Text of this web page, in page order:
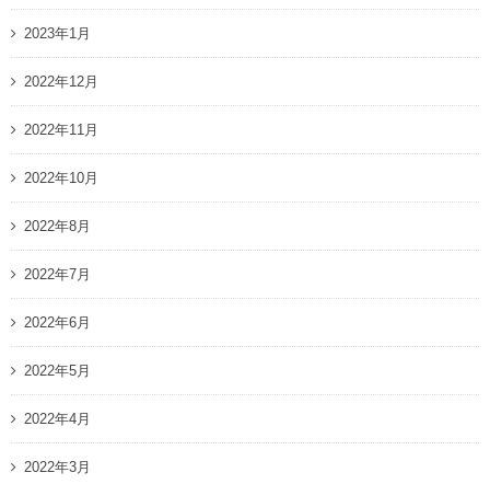
2023年1月
2022年12月
2022年11月
2022年10月
2022年8月
2022年7月
2022年6月
2022年5月
2022年4月
2022年3月